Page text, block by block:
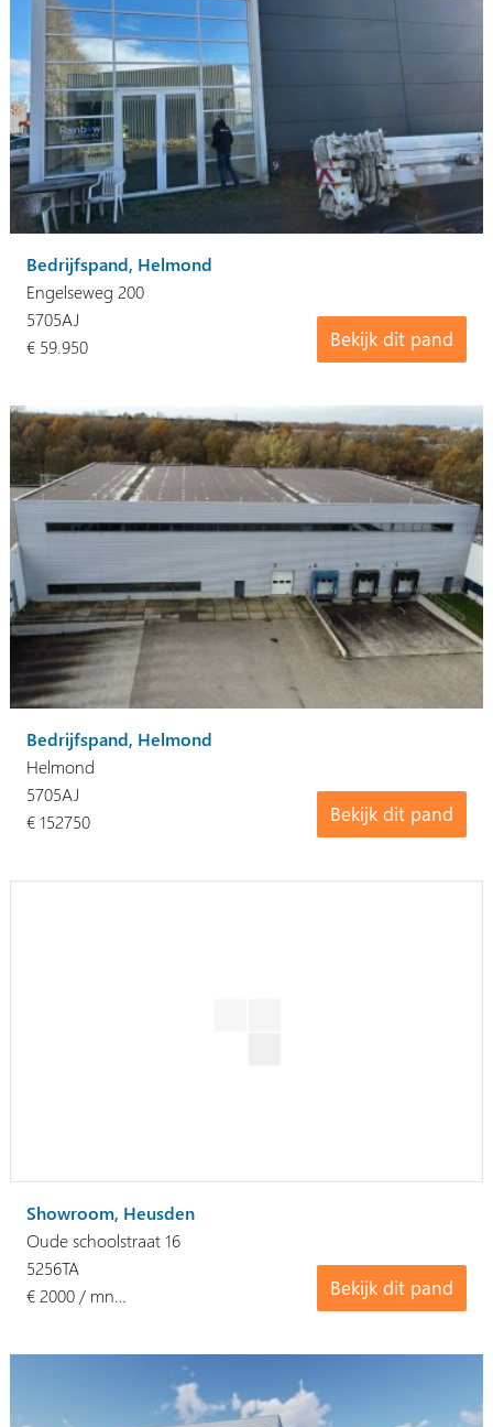
Bedrijfspand, Helmond
Engelseweg 200
Bekijk dit pand
5705AJ
€ 59.950
Bedrijfspand, Helmond
Helmond
Bekijk dit pand
5705AJ
€ 152750
Showroom, Heusden
Oude schoolstraat 16
Bekijk dit pand
5256TA
€ 2000 / mn…